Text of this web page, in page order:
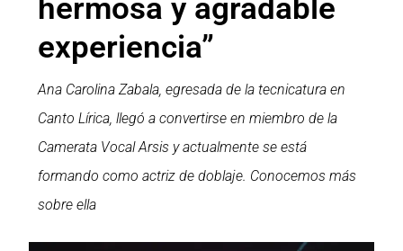
hermosa y agradable
experiencia”
Ana Carolina Zabala, egresada de la tecnicatura en
Canto Lírica, llegó a convertirse en miembro de la
Camerata Vocal Arsis y actualmente se está
formando como actriz de doblaje. Conocemos más
sobre ella